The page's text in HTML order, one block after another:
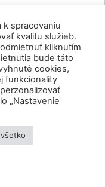
dospelí
na časy, keď
a chcel
chate,
„Pracoval
stál na
spomína
aktivity, ktoré
k spracovaniu
kvalitu služieb.
kliknutím
bude táto
cookies,
funkcionality
„Nastavenie